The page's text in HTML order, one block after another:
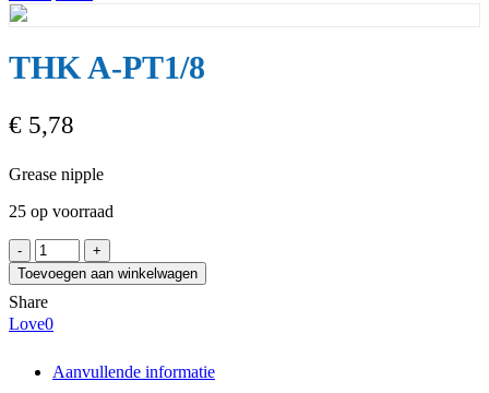
THK A-PT1/8
€ 5,78
Grease nipple
25 op voorraad
THK
A-
PT1/8
aantal
Toevoegen aan winkelwagen
Share
Love0
Aanvullende informatie